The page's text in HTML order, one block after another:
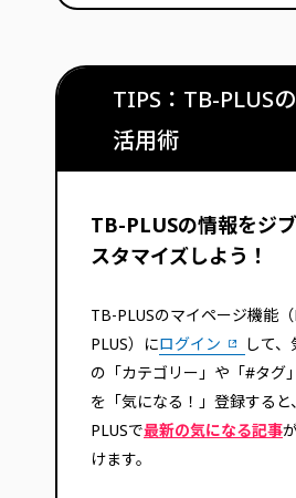
TIPS：TB-PLUS
活用術
TB-PLUSの情報をジ
スタマイズしよう！
TB-PLUSのマイページ機能
PLUS）にログイン
して
の「カテゴリー」や「#タグ
を「気になる！」登録する
PLUSで最新の気になる記事
けます。